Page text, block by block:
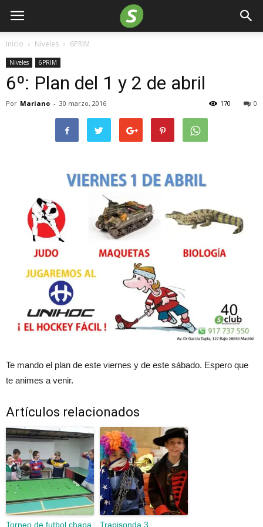
Inicio Niveles 6PRIM
Niveles 6PRIM
6º: Plan del 1 y 2 de abril
Por Mariano - 30 marzo, 2016 0
170
Te mando el plan de este viernes y de este sábado. Espero que
te animes a venir.
Artículos relacionados
Torneo de futbol chapa Trapisonda 3